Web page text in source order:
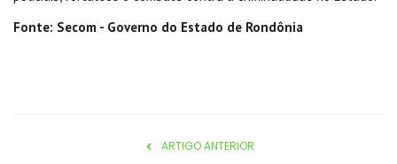
Fonte: Secom - Governo do Estado de Rondônia
ARTIGO ANTERIOR